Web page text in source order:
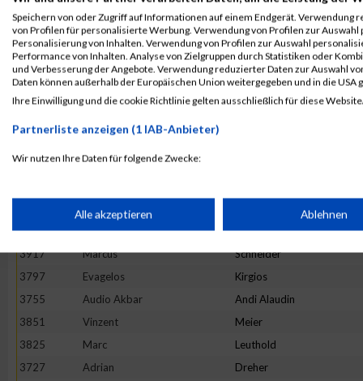
3812
Steffen Krieg
3975
Patrick Zimpfer
3671
Martin Wabschke
3747
Nicolas Gassauer
3830
Dominic Lochmann
3845
Alexander
Marcin
3768
Katja Roessler
3917
Marcus Schneider
3797
Evagelos Kirgios
3755
Audio Akbar Andi Alaudin
3851
Vinzent Meier
3825
Marc Leuthold
3727
Adrian Dreher
Speichern von oder Zugriff auf Informationen auf einem Endgerät. Verwendung
von Profilen für personalisierte Werbung. Verwendung von Profilen zur
Personalisierung von Inhalten. Verwendung von Profilen zur Auswahl
Performance von Inhalten. Analyse von Zielgruppen durch Statistiken oder
und Verbesserung der Angebote. Verwendung reduzierter Daten zur Auswahl
Daten können außerhalb der Europäischen Union weitergegeben und in die USA
Ihre Einwilligung und die cookie Richtlinie gelten ausschließlich für diese
Partnerliste anzeigen (1 IAB-Anbieter)
Wir nutzen Ihre Daten für folgende Zwecke:
Speichern von oder Zugriff auf Informationen auf einem
Verwendung reduzierter Daten zur Auswahl von Werbeanzeigen
Verwendung von Profilen zur Auswahl personalisierter Werbung
Alle akzeptieren Ablehnen